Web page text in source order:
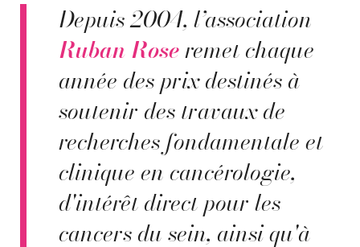
Depuis 2004, l’association
Ruban Roseremet chaque
année des prix destinés à
soutenir des travaux de
recherches fondamentale et
clinique en cancérologie,
d'intérêt direct pour les
cancers du sein, ainsi qu'à